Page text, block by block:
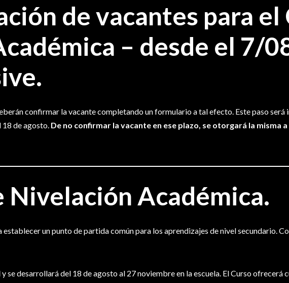
de vacantes para el
– desde el 7/
confirmar la vacante completando un formulario a tal efecto. Este paso será
18 de agosto. De no confirmar la vacante en ese plazo, se otorgará la misma
Nivelación Académica.
un punto de partida común para los aprendizajes de nivel secundario.
se desarrollará del 18 de agosto al 27 noviembre en la escuela. El Curso ofrecerá